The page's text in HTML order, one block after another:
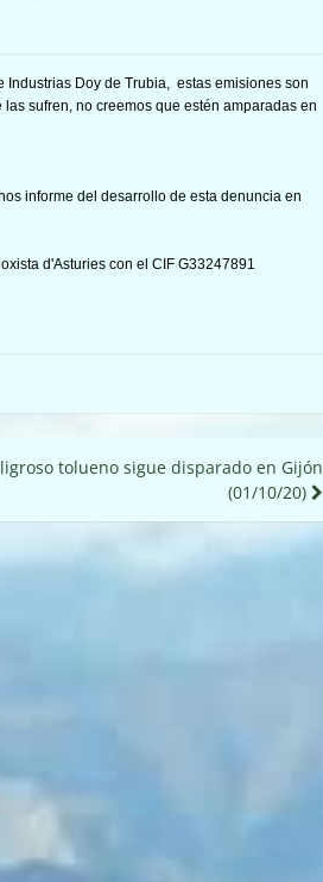
Doy de Trubia, estas emisiones son
las sufren, no creemos que estén amparadas en
informe del desarrollo de esta denuncia en
d'Asturies con el CIF G33247891
tolueno sigue disparado en Gijón
(01/10/20)